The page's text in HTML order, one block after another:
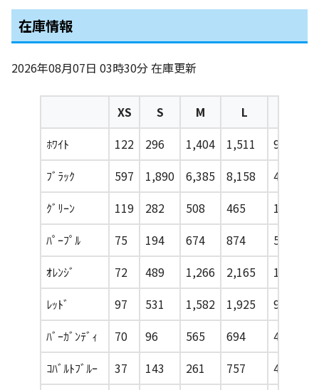
在庫情報
2026年08月07日 03時30分在庫更新
XS S M L
ﾎﾜｲﾄ
122 296 1,404 1,511 921
ﾌﾞﾗｯｸ
597 1,890 6,385 8,158 4,008
ｸﾞﾘｰﾝ
119 282 508 465 116
ﾊﾟｰﾌﾟﾙ
75 194 674 874 569
ｵﾚﾝｼﾞ
72 489 1,266 2,165 1,181
ﾚｯﾄﾞ
97 531 1,582 1,925 949
ﾊﾞｰｶﾞﾝﾃﾞｨ
70 96 565 694 489
ｺﾊﾞﾙﾄﾌﾞﾙｰ
37 143 261 757 485